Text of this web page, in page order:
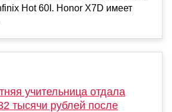
Hot 60I. Honor X7D имеет
учительница отдала
тысячи рублей после